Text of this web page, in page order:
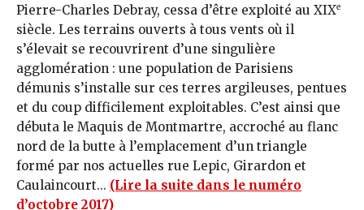
Pierre-Charles Debray, cessa d’être exploité au XIXe
siècle. Les terrains ouverts à tous vents où il
s’élevait se recouvrirent d’une singulière
agglomération : une population de Parisiens
démunis s’installe sur ces terres argileuses, pentues
et du coup difficilement exploitables. C’est ainsi que
débuta le Maquis de Montmartre, accroché au flanc
nord de la butte à l’emplacement d’un triangle
formé par nos actuelles rue Lepic, Girardon et
Caulaincourt... (Lire la suite dans le numéro
d’octobre 2017)